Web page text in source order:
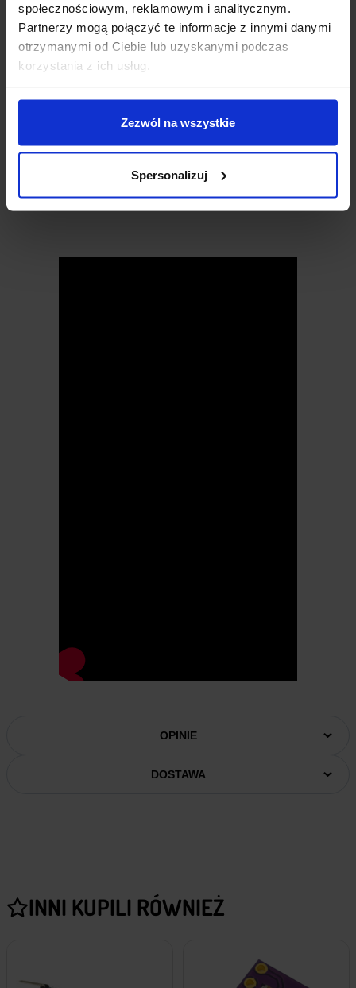
społecznościowym, reklamowym i analitycznym.
Partnerzy mogą połączyć te informacje z innymi danymi
otrzymanymi od Ciebie lub uzyskanymi podczas
korzystania z ich usług.
Zezwól na wszystkie
Spersonalizuj
Napięcie zasilania:3,3 – 5,5 V
Częstotliwość radia:433 MHz
Modulacja: ASK
Czułość odbiornika:
PRZYDATNE LINKI
OPINIE
DOSTAWA
INNI KUPILI RÓWNIEŻ